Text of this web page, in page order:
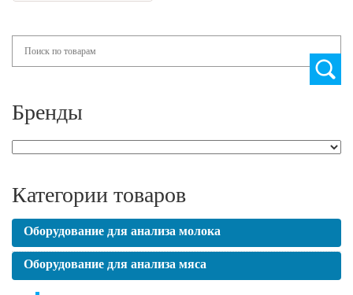
Бренды
Категории товаров
Оборудование для анализа молока
Оборудование для анализа мяса